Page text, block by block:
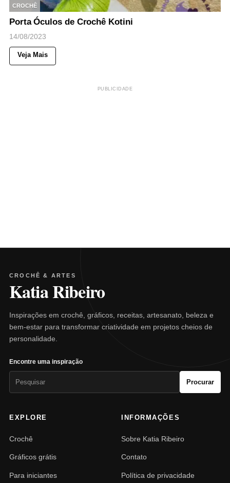
CROCHÊ
Porta Óculos de Crochê Kotini
14/08/2023
Veja Mais
PUBLICIDADE
CROCHÊ & ARTES
Katia Ribeiro
Inspirações em crochê, gráficos, receitas, artesanato, beleza e
bem-estar para transformar criatividade em projetos cheios de
personalidade.
Encontre uma inspiração
Procurar
EXPLORE
Crochê
Gráficos grátis
Para iniciantes
INFORMAÇÕES
Sobre Katia Ribeiro
Contato
Política de privacidade